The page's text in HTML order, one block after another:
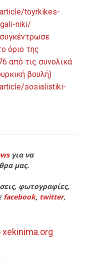
toyrkikes-
niki/
συγκέντρωσε
όριο της
από τις συνολικά
βουλή)
sosialistiki-
για να
μας.
φωτογραφίες,
facebook, twitter,
xekinima.org